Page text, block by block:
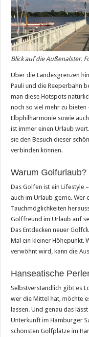
Blick auf die Außenalster.
Über die Landesgrenzen
Pauli und die Reeperbahn
man diese Hotspots
noch so viel mehr zu
Elbphilharmonie sowie
ist immer einen Urlaub
sie den Besuch dieser
verbinden können.
Warum Golfurlaub?
Das Golfen ist ein Lifestyle
auch im Urlaub gerne. Wer
Tauchmöglichkeiten
Golffreund im Urlaub auf
Das Entdecken neuer
Mal ein kleiner Höhepunkt.
verwöhnt wird, kann die
Hanseatische
Selbstverständlich gibt es
wer die Mittel hat, möchte
lassen. Und genau das
Unterkunft im Hamburger
schönsten Golfplätze im